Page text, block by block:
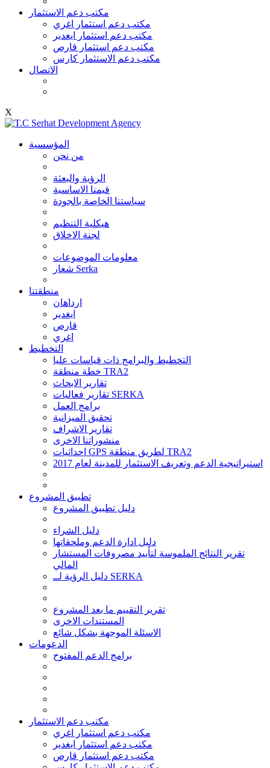
مكتب دعم الاستثمار
مكتب دعم استثمار اغري
مكتب دعم استثمار ايغدير
مكتب دعم استثمار قارص
مكتب دعم الاستثمار كارس
الاتصال
X
المؤسسية
من نحن
الرؤية والبعثة
قيمنا الاساسية
سياستنا الخاصة بالجودة
هيكلية التنظيم
لجنة الاخلاق
معلومات الموضوعات
شعار Serka
منطقتنا
ارداهان
ايغدير
قارص
اغري
التخطيط
التخطيط والبرامج ذات قياسات عليا
خطة منطقة TRA2
تقارير الابحاث
تقارير فعاليات SERKA
برامج العمل
تحقيق الميزانية
تقارير الاشراف
منشوراتنا الاخرى
احداثيات GPS لطريق منطقة TRA2
استيراتيجية الدعم وتعريف الاستثمار للمدينة لعام 2017
تطبيق المشروع
دليل تطبيق المشروع
دليل الشراء
دليل ادارة الدعم وملحقاتها
تقرير النتائج الملموسة لتأييد مصروفات المستشار
المالي
دليل الرؤية لــ SERKA
تقرير التقييم ما بعد المشروع
المستندات الاخرى
الاسئلة الموجهة بشكل شائع
الدعومات
برامج الدعم المفتوح
مكتب دعم الاستثمار
مكتب دعم استثمار اغري
مكتب دعم استثمار ايغدير
مكتب دعم استثمار قارص